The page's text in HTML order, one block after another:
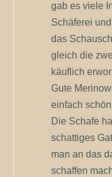
gab es viele
Schäferei
das
gleich die
käuflich
Gute
einfach
Die Schafe
schattiges
man an das
schaffen